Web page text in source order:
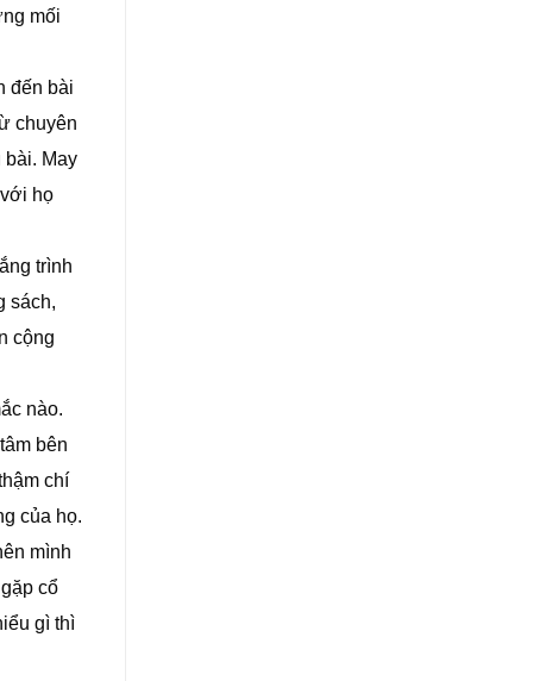
mối
đến bài
chuyên
bài. May
họ
trình
sách,
cộng
nào.
bên
chí
của họ.
mình
cổ
gì thì